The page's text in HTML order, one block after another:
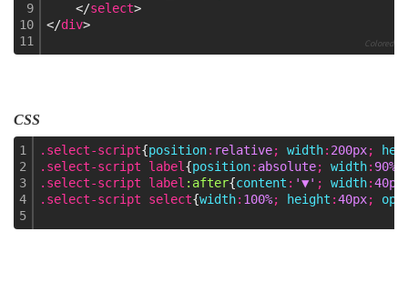
9
10
11
</select>
</div>
Colored
CSS
1
2
3
4
5
.select-script{position: relative; width: 200px;
.select-script label {position: absolute; width: 90%
.select-script label :after{content : '▼' ; width:40px
.select-script select{width: 100%; height :40px;